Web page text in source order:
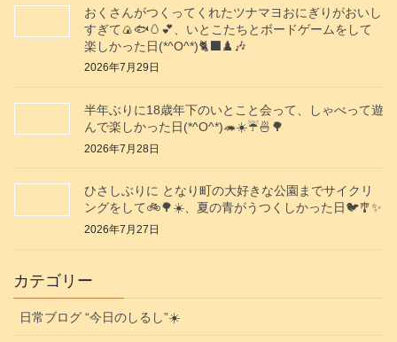
おくさんがつくってくれたツナマヨおにぎりがおいし
すぎて🍙🐟️🥚💕、いとこたちとボードゲームをして
楽しかった日(*^O^*)🐈‍⬛♟️🎶
2026年7月29日
半年ぶりに18歳年下のいとこと会って、しゃべって遊
んで楽しかった日(*^O^*)🦔☀️☔🍜🌳
2026年7月28日
ひさしぶりに となり町の大好きな公園までサイクリ
ングをして🚲️🌳☀️、夏の青がうつくしかった日🐦️🎐✨️
2026年7月27日
カテゴリー
日常ブログ “今日のしるし”☀️